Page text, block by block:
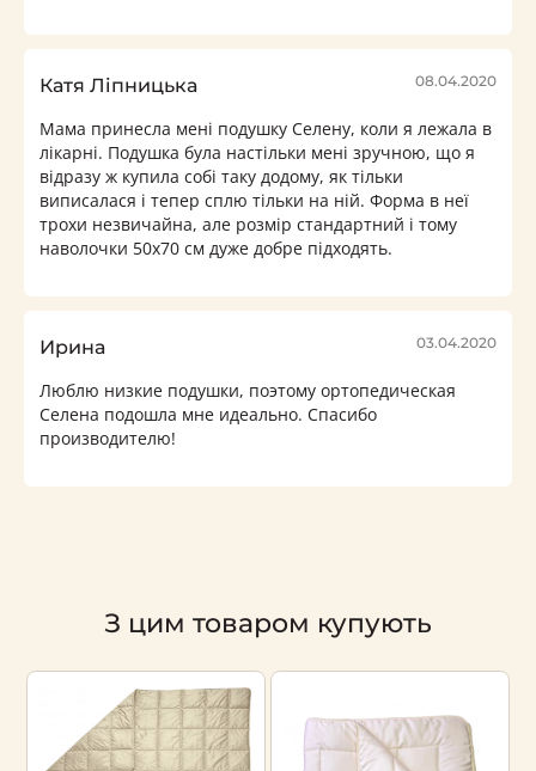
Катя Ліпницька 08.04.2020
Мама принесла мені подушку Селену, коли я лежала в
лікарні. Подушка була настільки мені зручною, що я
відразу ж купила собі таку додому, як тільки
виписалася і тепер сплю тільки на ній. Форма в неї
трохи незвичайна, але розмір стандартний і тому
наволочки 50х70 см дуже добре підходять.
Ирина 03.04.2020
Люблю низкие подушки, поэтому ортопедическая
Селена подошла мне идеально. Спасибо
производителю!
З цим товаром купують